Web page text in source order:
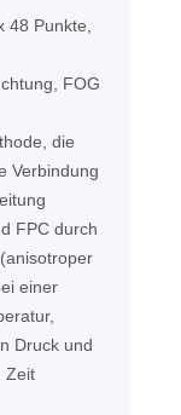
48 Punkte,
FOG
die
Verbindung
FPC durch
einer
Druck und
Zeit